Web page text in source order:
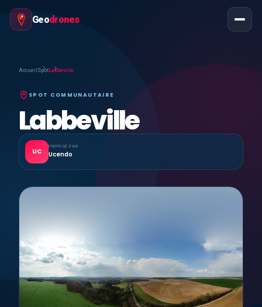
Geodrones
Accueil SpotLabbeville
SPOT COMMUNAUTAIRE
Labbeville
UC
PROPOSÉ PAR
Ucendo